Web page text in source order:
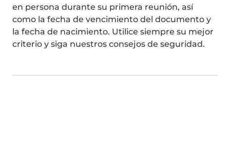
en persona durante su primera reunión, así
como la fecha de vencimiento del documento y
la fecha de nacimiento. Utilice siempre su mejor
criterio y siga nuestros consejos de seguridad.